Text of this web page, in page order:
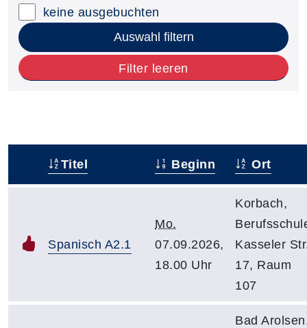
keine ausgebuchten
Auswahl filtern
Filter leeren
Titel Beginn Ort
Spanisch A2.1
Mo.
07.09.2026,
18.00 Uhr
Korbach,
Kasseler
17, Raum
107
Bad